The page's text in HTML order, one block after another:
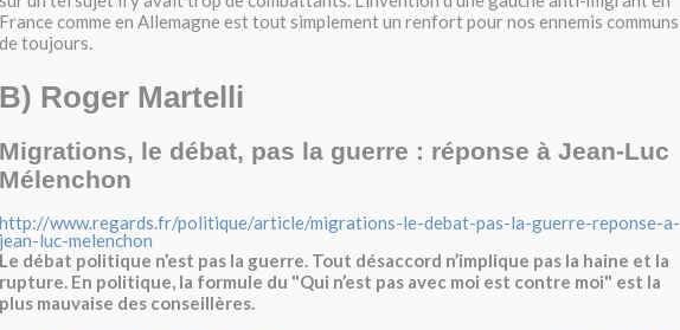
France comme en Allemagne est tout simplement un renfort pour nos ennemis communs
de toujours.
B) Roger Martelli
Migrations, le débat, pas la guerre : réponse à Jean-Luc
Mélenchon
http://www.regards.fr/politique/article/migrations-le-debat-pas-la-guerre-reponse-a-
jean-luc-melenchon
Le débat politique n’est pas la guerre. Tout désaccord n’implique pas la haine et la
rupture. En politique, la formule du "Qui n’est pas avec moi est contre moi" est la
plus mauvaise des conseillères.